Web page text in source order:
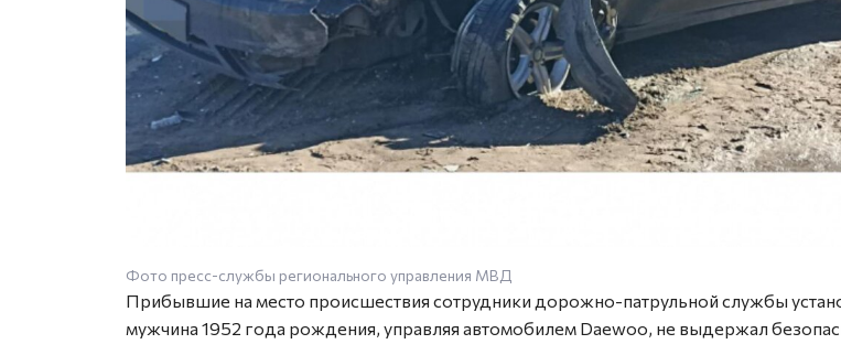
Фото пресс-службы регионального управления МВД
Прибывшие на место происшествия сотрудники дорожно-патрульной службы
мужчина 1952 года рождения, управляя автомобилем Daewoo, не выдержал